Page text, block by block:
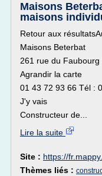
Maisons
maisons
Retour aux
Maisons Beterbat
261 rue du Faubourg
Agrandir la carte
01 43 72 93 66 Tél :
J'y vais
Constructeur de...
Lire la suite
Site : https://
Thèmes liés :